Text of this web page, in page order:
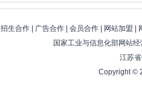
招生合作| 广告合作| 会员合作| 网站加盟
国家工业与信息化部网站
江苏
Copyright ©